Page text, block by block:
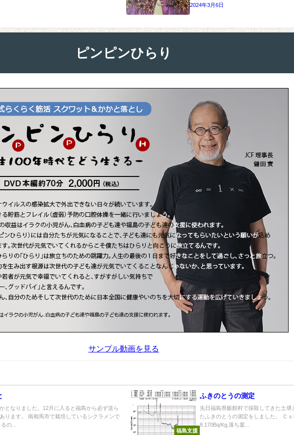
2024年3月6日
ピンピンひらり
サンプル動画を見る
となりました。12月に入ると福島から必ず送ら
ります。 南相馬市で栽培しているシクラメンで
の...
福島支援
ふきのとうの測定
先日福島県飯館村で採取してきた土壌
たふきのとうの測定をしました。 Ｃ
8.170Bq/Kg,落ち葉...